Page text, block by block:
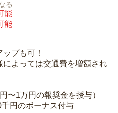
る
能
能
プも可！
よっては交通費を増額され
〜1万円の報奨金を授与）
円のボーナス付与